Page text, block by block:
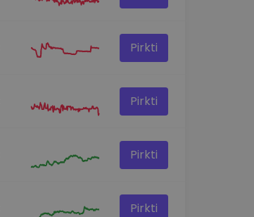
Pirkti
Pirkti
Pirkti
Pirkti